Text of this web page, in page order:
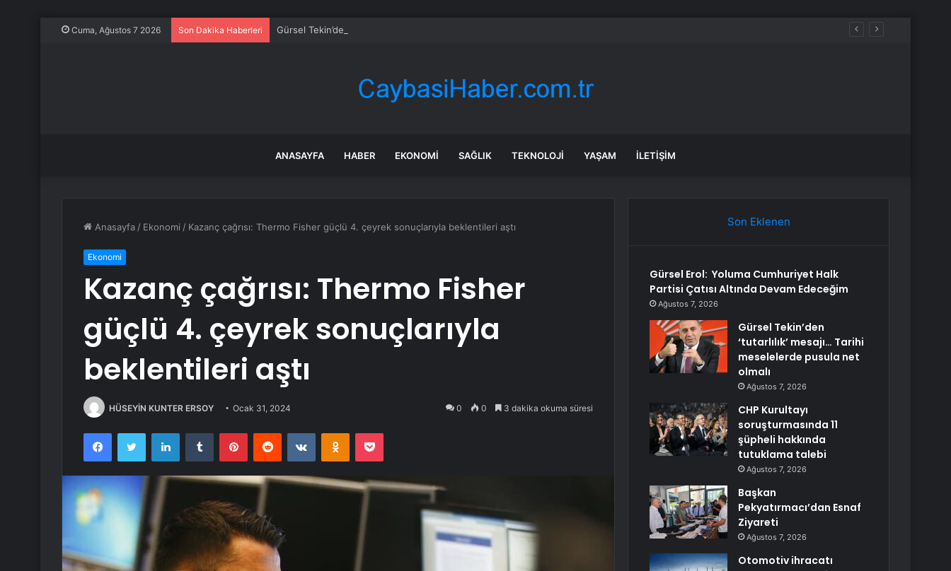
Cuma, Ağustos 7 2026 Son Dakika Haberleri Gürsel Tekin’den ‘tutarlılık’ mesajı… Tarihi meselelerde pusula net olmalı
ANASAYFA HABER EKONOMI SAĞLIK TEKNOLOJI YAŞAM İLETIŞIM
Anasayfa / Ekonomi / Kazanç çağrısı: Thermo Fisher güçlü 4. çeyrek sonuçlarıyla beklentileri aştı
Ekonomi
Kazanç çağrısı: Thermo Fisher
güçlü 4. çeyrek sonuçlarıyla
beklentileri aştı
HÜSEYİN KUNTER ERSOY Ocak 31, 2024 0 0 3 dakika okuma süresi
FacebookTwitter LinkedInTumblr PinterestReddit VKontakteOdnoklassniki
Pocket
Son Eklenen
Gürsel Erol: Yoluma Cumhuriyet Halk
Partisi Çatısı Altında Devam Edeceğim
Ağustos 7, 2026
Gürsel Tekin’den
‘tutarlılık’ mesajı… Tarihi
meselelerde pusula net
olmalı
Ağustos 7, 2026
CHP Kurultayı
soruşturmasında 11
şüpheli hakkında
tutuklama talebi
Ağustos 7, 2026
Başkan
Pekyatırmacı’dan Esnaf
Ziyareti
Ağustos 7, 2026
Otomotiv ihracatı